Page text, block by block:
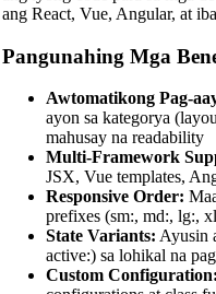
Code Formatters &
HTML Beautifier
CSS Beautifier
JavaScript Beautifier
TypeScript Beautifier
JSX Beautifier
ang React, Vue, Angular, at
Pangunahing Mga
Awtomatikong Pag-
ayon sa kategorya
mahusay na readability
Multi-Framework
JSX, Vue templates,
Responsive Order:
prefixes (sm:, md:, lg:,
State Variants: Ayusin
active:) sa lohikal na
Custom Configuration: